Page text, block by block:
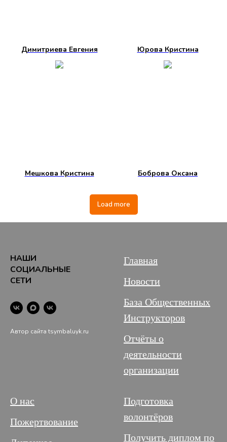
Димитриева Евгения Юрова Кристина
Мешкова Кристина Боброва Оксана
Load more
НАШИ
СОЦИАЛЬНЫЕ
СЕТИ
Автор сайта tsymbaluyk.ru
Главная
Новости
База Общественных
Инструкторов
Отчёты о
деятельности
организации
О нас
Пожертвование
Подготовка
волонтёров
Получить диплом по